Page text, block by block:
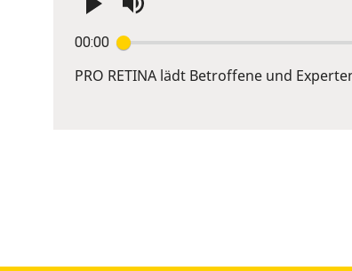
00:00
Enter
or
PRO RETINA lädt Betroffene und